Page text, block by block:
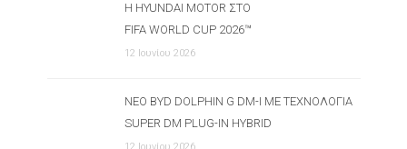
Η HYUNDAI MOTOR ΣΤΟ
FIFA WORLD CUP 2026™
12 Ιουνίου 2026
ΝΈΟ BYD DOLPHIN G DM-I ΜΕ ΤΕΧΝΟΛΟΓΊΑ
SUPER DM PLUG-IN HYBRID